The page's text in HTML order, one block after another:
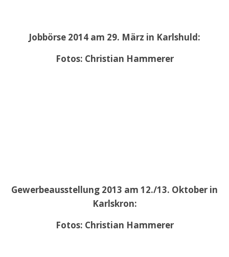
Jobbörse 2014 am 29. März in Karlshuld:
Fotos: Christian Hammerer
Gewerbeausstellung 2013 am 12./13. Oktober in
Karlskron:
Fotos: Christian Hammerer